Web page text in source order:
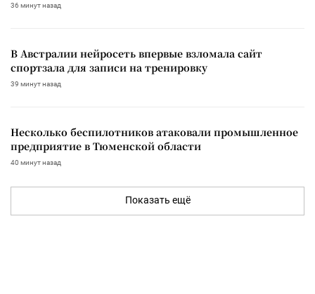
36 минут назад
В Австралии нейросеть впервые взломала сайт
спортзала для записи на тренировку
39 минут назад
Несколько беспилотников атаковали промышленное
предприятие в Тюменской области
40 минут назад
Показать ещё